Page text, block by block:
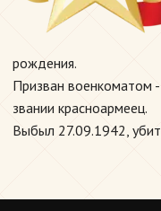
рождения.
Призван военкоматом
звании красноармеец.
Выбыл 27.09.1942,